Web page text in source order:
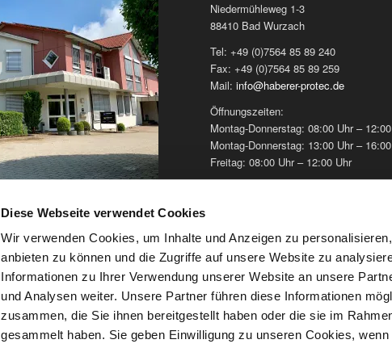
Diese Webseite verwendet Cookies
Wir verwenden Cookies, um Inhalte und Anzeigen zu
anbieten zu können und die Zugriffe auf unsere Website zu
Informationen zu Ihrer Verwendung unserer Website an unsere
und Analysen weiter. Unsere Partner führen diese Informationen
zusammen, die Sie ihnen bereitgestellt haben oder die sie im
gesammelt haben. Sie geben Einwilligung zu unseren Cookies,
Niedermühleweg 1-3
88410 Bad Wurzach
Tel: +49 (0)7564 85 89 240
Fax: +49 (0)7564 85 89 259
Mail: info@haberer-protec.de
Öffnungszeiten:
Montag-Donnerstag: 08:00 Uhr –
Montag-Donnerstag: 13:00 Uhr –
Freitag: 08:00 Uhr – 12:00 Uhr